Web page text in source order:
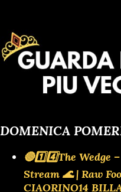
DOMENICA
🔴1️⃣4️⃣The Wedge
Stream 🌊 | Raw
CIAORINO14